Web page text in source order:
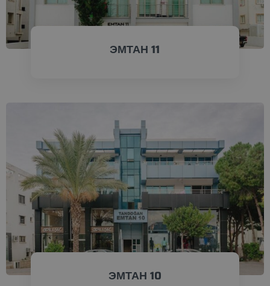
ЭМТАН 11
ПРОВЕРИТЬ СЕЙЧАС
ЭМТАН 10